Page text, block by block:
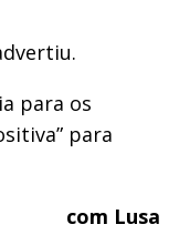
para os
para
com Lusa